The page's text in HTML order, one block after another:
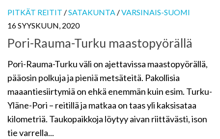
PITKÄT REITIT /SATAKUNTA /VARSINAIS-SUOMI
16 SYYSKUUN, 2020
Pori-Rauma-Turku maastopyörällä
Pori-Rauma-Turku väli on ajettavissa maastopyörällä,
pääosin polkuja ja pieniä metsäteitä. Pakollisia
maaantiesiirtymiä on ehkä enemmän kuin esim. Turku-
Yläne-Pori – reitillä ja matkaa on taas yli kaksisataa
kilometriä. Taukopaikkoja löytyy aivan riittävästi, ison
tie varrella...